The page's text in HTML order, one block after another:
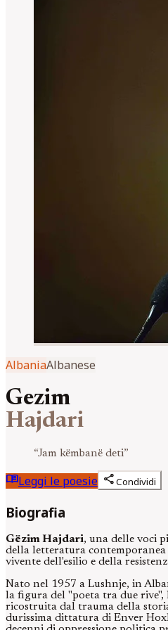
AlbaniaAlbanese
Gezim
Hajdari
“Jam këmbanë deti”
menu_bookLeggi le poesie shareCondividi
Biografia
Gëzim Hajdari, una delle voci
della letteratura
vivente dell'esilio e della
Nato nel 1957 a Lushnje, in
la figura del "poeta tra due rive",
ricostruita dal trauma della
durissima dittatura di Enver